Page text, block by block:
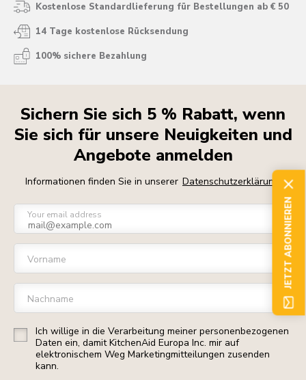
Kostenlose Standardlieferung für Bestellungen ab € 50
14 Tage kostenlose Rücksendung
100% sichere Bezahlung
Sichern Sie sich 5 % Rabatt, wenn
Sie sich für unsere Neuigkeiten und
Angebote anmelden
Informationen finden Sie in unserer Datenschutzerklärung
Your email address
Vorname
Nachname
Ich willige in die Verarbeitung meiner personenbezogenen
Daten ein, damit KitchenAid Europa Inc. mir auf
elektronischem Weg Marketingmitteilungen zusenden
kann.
JETZT ABONNIEREN